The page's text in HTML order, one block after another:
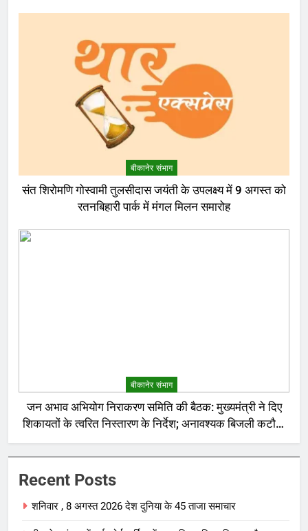
बीकानेर संभाग
संत शिरोमणि गोस्वामी तुलसीदास जयंती के उपलक्ष्य में 9 अगस्त को
रतनबिहारी पार्क में मंगल मिलन समारोह
बीकानेर संभाग
जन अभाव अभियोग निराकरण समिति की बैठक: मुख्यमंत्री ने दिए
शिकायतों के त्वरित निस्तारण के निर्देश; अनावश्यक बिजली कटौती
पर सख्त रुख
Recent Posts
शनिवार , 8 अगस्त 2026 देश दुनिया के 45 ताजा समाचार